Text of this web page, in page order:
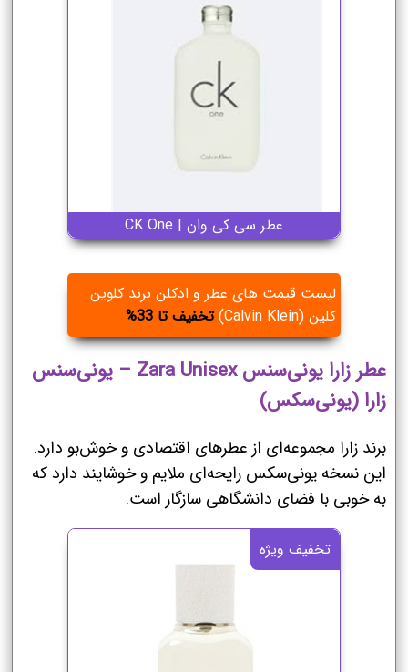
عطر سی کی وان | CK One
لیست قیمت های عطر و ادکلن برند کلوین
کلین (Calvin Klein)
تخفیف تا 33%
عطر زارا یونی‌سنس Zara Unisex – یونی‌سنس
زارا (یونی‌سکس)
برند زارا مجموعه‌ای از عطرهای اقتصادی و خوش‌بو دارد.
این نسخه یونی‌سکس رایحه‌ای ملایم و خوشایند دارد که
به خوبی با فضای دانشگاهی سازگار است.
تخفیف ویژه